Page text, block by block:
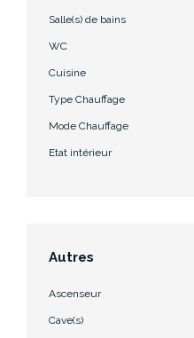
Salle(s) de bains
WC
Cuisine
Type Chauffage
Mode Chauffage
Etat intérieur
Autres
Ascenseur
Cave(s)